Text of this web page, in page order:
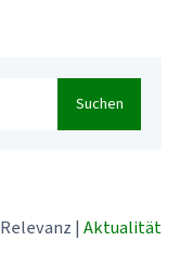
Suchen
Relevanz | Aktualität